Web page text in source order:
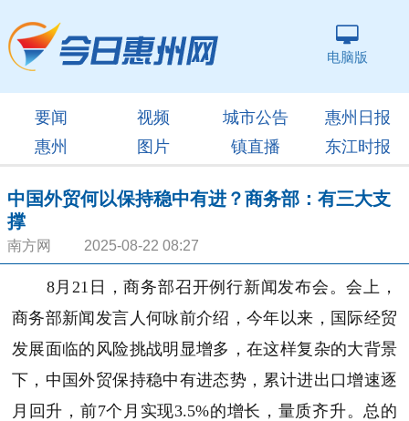
电脑版
要闻 视频 城市公告
惠州日报
惠州
图片 镇直播 东江时报
中国外贸何以保持稳中有进？商务部：有三大支
撑
南方网 2025-08-22 08:27
8月21日，商务部召开例行新闻发布会。会上，
商务部新闻发言人何咏前介绍，今年以来，国际经贸
发展面临的风险挑战明显增多，在这样复杂的大背景
下，中国外贸保持稳中有进态势，累计进出口增速逐
月回升，前7个月实现3.5%的增长，量质齐升。总的